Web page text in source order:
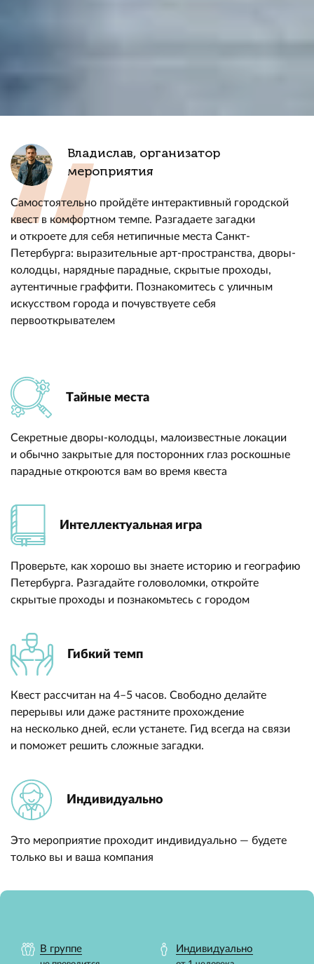
Владислав, организатор
мероприятия
Самостоятельно пройдёте интерактивный городской
квест в комфортном темпе. Разгадаете загадки
и откроете для себя нетипичные места Санкт-
Петербурга: выразительные арт-пространства, дворы-
колодцы, нарядные парадные, скрытые проходы,
аутентичные граффити. Познакомитесь с уличным
искусством города и почувствуете себя
первооткрывателем
Тайные места
Секретные дворы-колодцы, малоизвестные локации
и обычно закрытые для посторонних глаз роскошные
парадные откроются вам во время квеста
Интеллектуальная игра
Проверьте, как хорошо вы знаете историю и географию
Петербурга. Разгадайте головоломки, откройте
скрытые проходы и познакомьтесь с городом
Гибкий темп
Квест рассчитан на 4–5 часов. Свободно делайте
перерывы или даже растяните прохождение
на несколько дней, если устанете. Гид всегда на связи
и поможет решить сложные загадки.
Индивидуально
Это мероприятие проходит индивидуально — будете
только вы и ваша компания
В группе Индивидуально